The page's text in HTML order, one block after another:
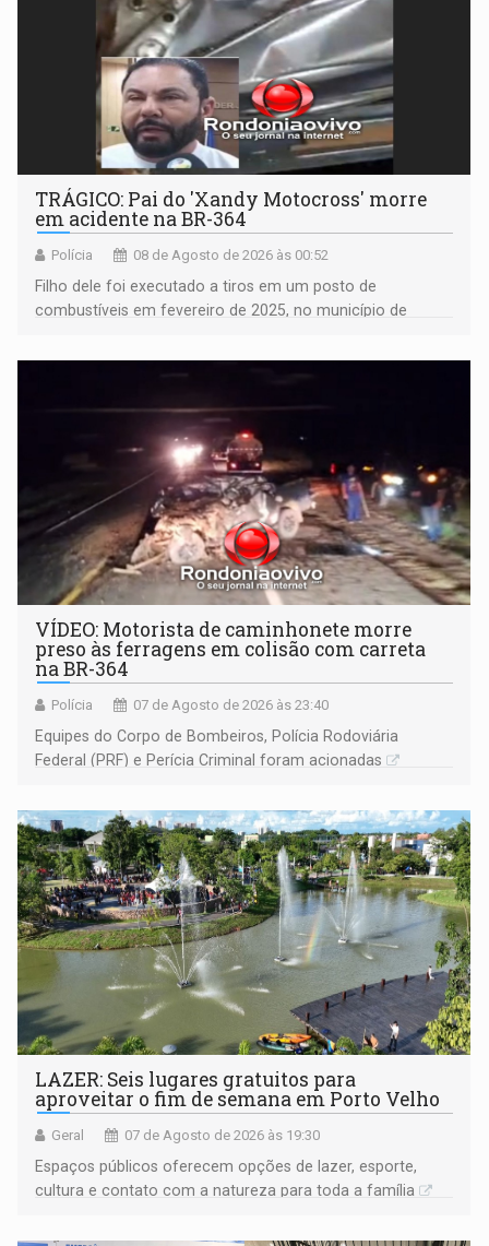
TRÁGICO: Pai do 'Xandy Motocross' morre
em acidente na BR-364
Polícia 08 de Agosto de 2026 às 00:52
Filho dele foi executado a tiros em um posto de
combustíveis em fevereiro de 2025, no município de
VÍDEO: Motorista de caminhonete morre
preso às ferragens em colisão com carreta
na BR-364
Polícia 07 de Agosto de 2026 às 23:40
Equipes do Corpo de Bombeiros, Polícia Rodoviária
Federal (PRF) e Perícia Criminal foram acionadas
LAZER: Seis lugares gratuitos para
aproveitar o fim de semana em Porto Velho
Geral 07 de Agosto de 2026 às 19:30
Espaços públicos oferecem opções de lazer, esporte,
cultura e contato com a natureza para toda a família